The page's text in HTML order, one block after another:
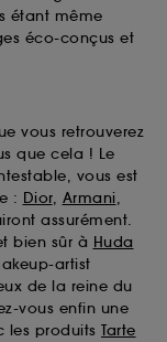
étant même
éco-conçus et
vous retrouverez
que cela ! Le
vous est
: Dior, Armani,
assurément.
bien sûr à Huda
artist
de la reine du
vous enfin une
les produits Tarte